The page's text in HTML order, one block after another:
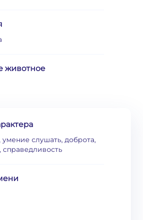
животное
умение слушать, доброта,
справедливость